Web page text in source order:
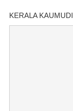
KERALA KAUMUDI